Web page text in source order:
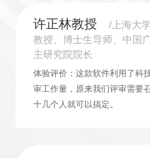
许正林教授
/上海大
教授、博士生导师、中国
主研究院院长
体验评价：这款软件利用了科
审工作量，原来我们评审需要
十几个人就可以搞定。